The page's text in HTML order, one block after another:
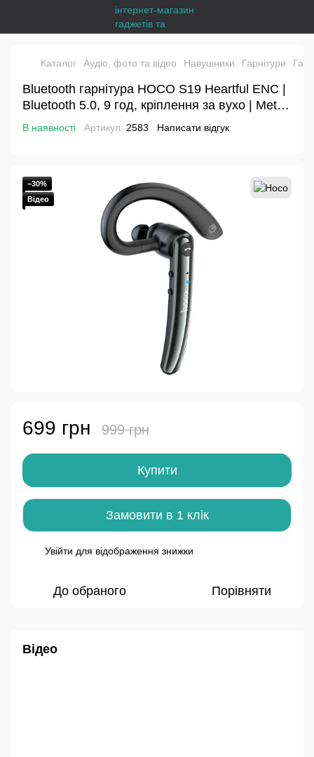
Каталог Аудіо, фото та відео Навушники Гарнітури
Bluetooth гарнітура HOCO S19 Heartful ENC |
Bluetooth 5.0, 9 год, кріплення за вухо | Metal
Gray|
В наявності Артикул: 2583 Написати відгук
−30%
Відео
699 грн 999 грн
Купити
Замовити в 1 клік
Увійти для відображення знижки
До обраного Порівняти
Відео